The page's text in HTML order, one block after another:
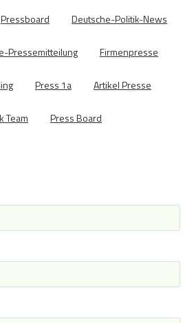
Pressboard Deutsche-Politik-News
Pressemitteilung Firmenpresse
Press 1a Artikel Presse
Team Press Board